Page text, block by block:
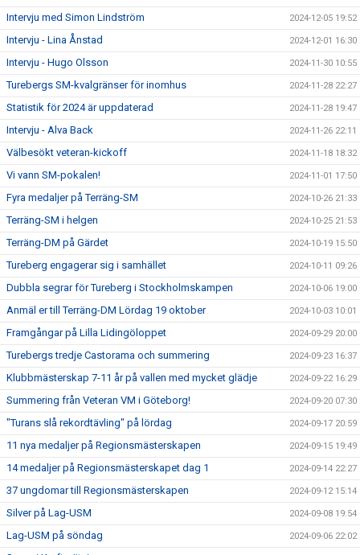
Intervju med Simon Lindström 2024-12-05 19:52
Intervju - Lina Ånstad 2024-12-01 16:30
Intervju - Hugo Olsson 2024-11-30 10:55
Turebergs SM-kvalgränser för inomhus 2024-11-28 22:27
Statistik för 2024 är uppdaterad 2024-11-28 19:47
Intervju - Alva Back 2024-11-26 22:11
Välbesökt veteran-kickoff 2024-11-18 18:32
Vi vann SM-pokalen! 2024-11-01 17:50
Fyra medaljer på Terräng-SM 2024-10-26 21:33
Terräng-SM i helgen 2024-10-25 21:53
Terräng-DM på Gärdet 2024-10-19 15:50
Tureberg engagerar sig i samhället 2024-10-11 09:26
Dubbla segrar för Tureberg i Stockholmskampen 2024-10-06 19:00
Anmäl er till Terräng-DM Lördag 19 oktober 2024-10-03 10:01
Framgångar på Lilla Lidingöloppet 2024-09-29 20:00
Turebergs tredje Castorama och summering 2024-09-23 16:37
Klubbmästerskap 7-11 år på vallen med mycket glädje 2024-09-22 16:29
Summering från Veteran VM i Göteborg! 2024-09-20 07:30
"Turans slå rekordtävling" på lördag 2024-09-17 20:59
11 nya medaljer på Regionsmästerskapen 2024-09-15 19:49
14 medaljer på Regionsmästerskapet dag 1 2024-09-14 22:27
37 ungdomar till Regionsmästerskapen 2024-09-12 15:14
Silver på Lag-USM 2024-09-08 19:54
Lag-USM på söndag 2024-09-06 22:02